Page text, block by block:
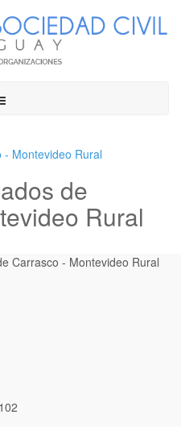
Montevideo Rural
de
Rural
Carrasco - Montevideo Rural